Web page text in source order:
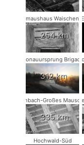
Fledermaushaus
254 km
Donauursprung Brigach
312 km
Rodenbach-Großes
335 km
Hochwald-Süd